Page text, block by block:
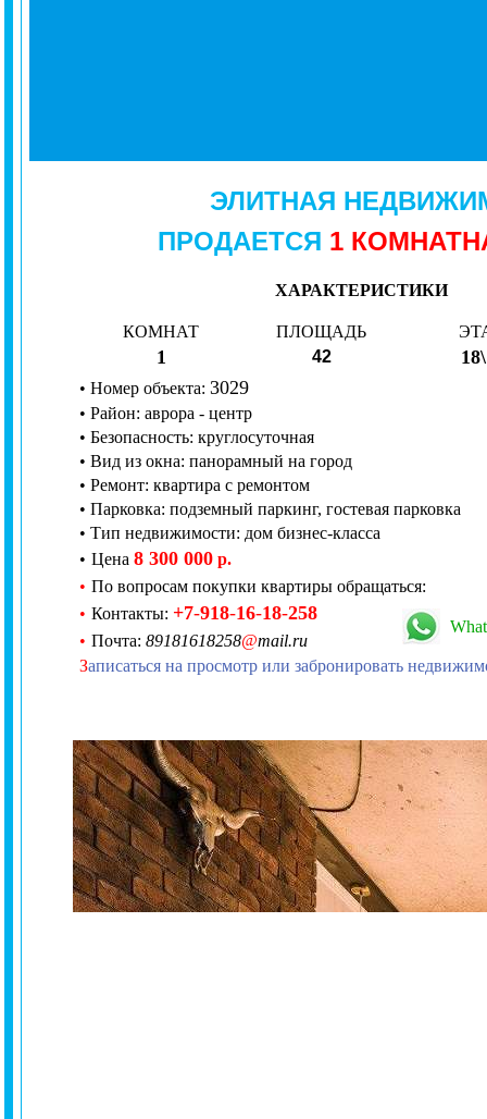
ЭЛИТНАЯ
ПРОДАЕТСЯ 1
ХАРАКТЕРИСТИКИ
КОМНАТ ПЛОЩАДЬ
1 42
• Номер объекта: 3029
• Район: аврора - центр
• Безопасность: круглосуточная
• Вид из окна: панорамный на город
• Ремонт: квартира с ремонтом
• Парковка: подземный паркинг, гостевая парковка
• Тип недвижимости: дом бизнес-класса
• Цена 8 300 000 р.
• По вопросам покупки квартиры обращаться:
• Контакты: +7-918-16-18-258
• Почта: 89181618258@mail.ru
Записаться на просмотр или забронировать